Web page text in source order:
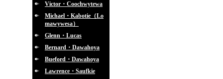
Victor・Coochwytewa
Michael・Kabotie（Lo
mawywesa）
Glenn・Lucas
Bernard・Dawahoya
Bueford・Dawahoya
Lawrence・Saufkie